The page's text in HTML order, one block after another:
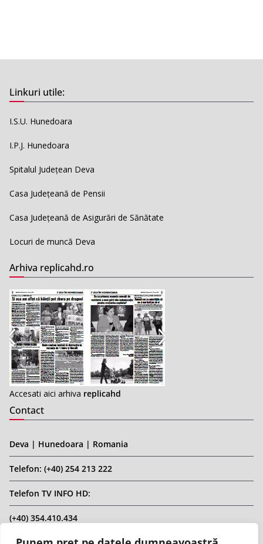
Linkuri utile:
I.S.U. Hunedoara
I.P.J. Hunedoara
Spitalul Județean Deva
Casa Județeană de Pensii
Casa Județeană de Asigurări de Sănătate
Locuri de muncă Deva
Arhiva replicahd.ro
Accesati aici arhiva replicahd
Contact
Deva | Hunedoara | Romania
Telefon: (+40) 254 213 222
Telefon TV INFO HD:
(+40) 354.410.434